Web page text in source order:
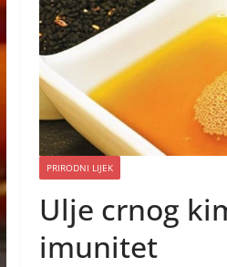
PRIRODNI LIJEK
Ulje crnog
imunitet